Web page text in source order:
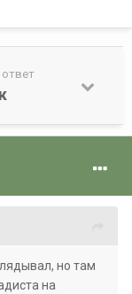
но там
на